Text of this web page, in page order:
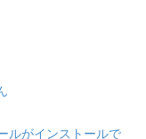
ルがインストールで